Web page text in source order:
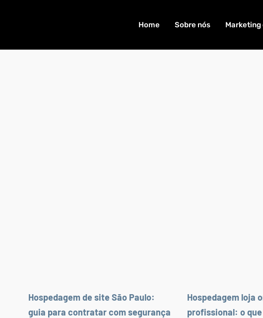
Home Sobre nós Marketing
Hospedagem de site São Paulo:
guia para contratar com segurança
Hospedagem loja
profissional: o